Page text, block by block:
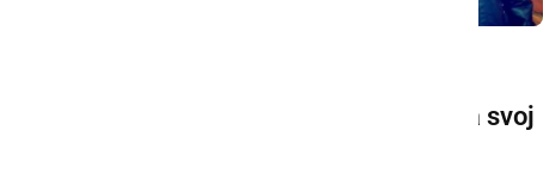
Skupina Eklips predstavlja svoj